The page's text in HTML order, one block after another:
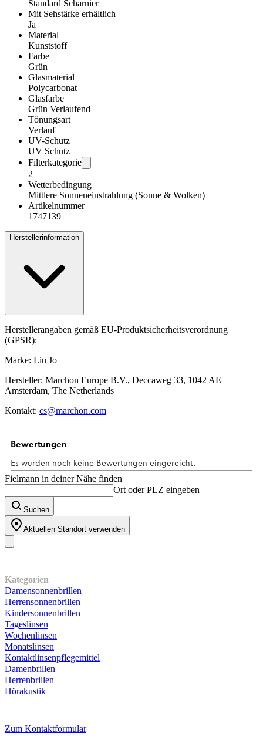
Standard Scharnier
Mit Sehstärke erhältlich
Ja
Material
Kunststoff
Farbe
Grün
Glasmaterial
Polycarbonat
Glasfarbe
Grün Verlaufend
Tönungsart
Verlauf
UV-Schutz
UV Schutz
Filterkategorie
2
Wetterbedingung
Mittlere Sonneneinstrahlung (Sonne & Wolken)
Artikelnummer
1747139
Herstellerinformation
Herstellerangaben gemäß EU-Produktsicherheitsverordnung
(GPSR):
Marke: Liu Jo
Hersteller: Marchon Europe B.V., Deccaweg 33, 1042 AE
Amsterdam, The Netherlands
Kontakt: cs@marchon.com
Fielmann in deiner Nähe finden
Ort oder PLZ eingeben
Suchen
Aktuellen Standort verwenden
Kategorien
Damensonnenbrillen
Herrensonnenbrillen
Kindersonnenbrillen
Tageslinsen
Wochenlinsen
Monatslinsen
Kontaktlinsenpflegemittel
Damenbrillen
Herrenbrillen
Hörakustik
Zum Kontaktformular